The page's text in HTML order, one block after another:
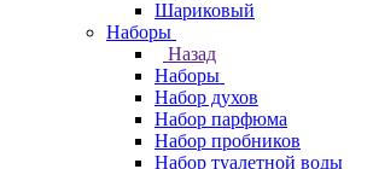
Шариковый
Наборы
Назад
Наборы
Набор духов
Набор парфюма
Набор пробников
Набор туалетной воды